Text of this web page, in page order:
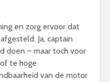
en zorg ervoor dat
Ja, captain
doen – maar toch voor
te hoge
van de motor